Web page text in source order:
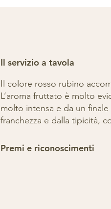
Il servizio a tavola
Il colore rosso rubino
L’aroma fruttato è molto
molto intensa e da un
franchezza e dalla tipicità,
Premi e riconoscimenti